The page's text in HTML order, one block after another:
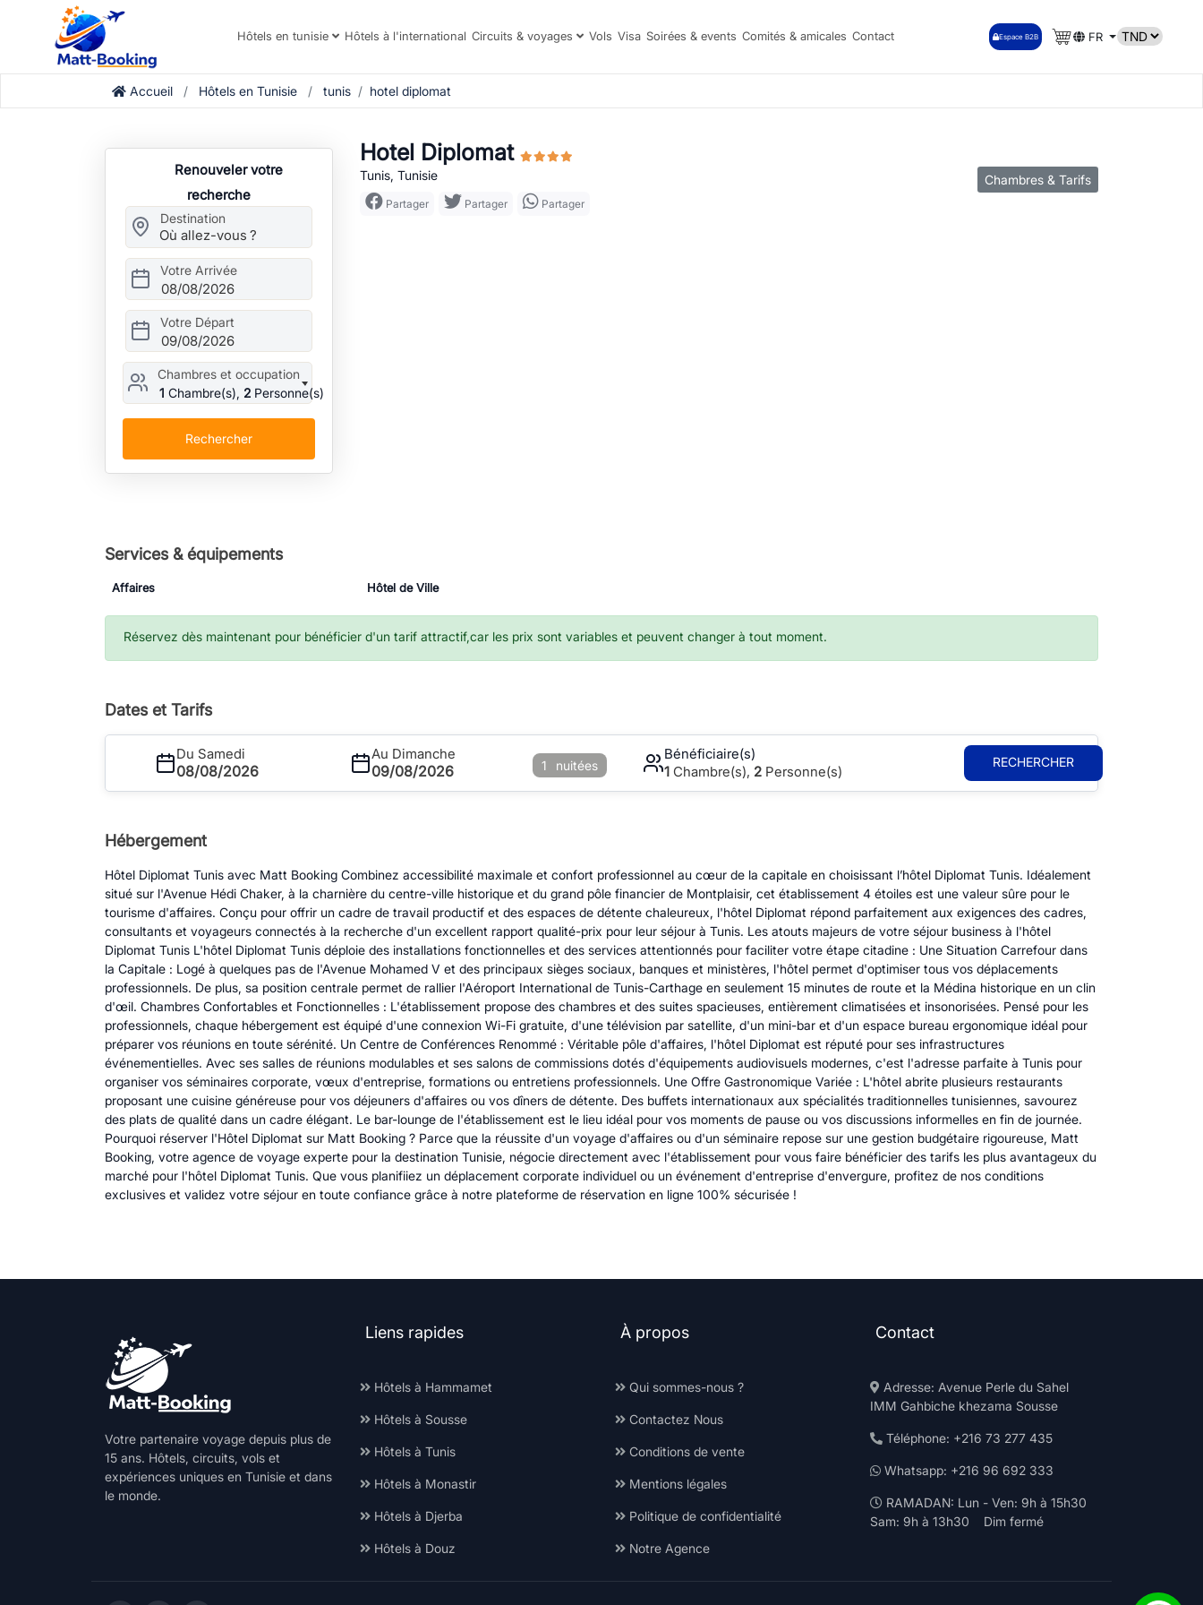
Hôtels en tunisie Hôtels à l'international Circuits & voyages Vols Visa Soirées & events Comités & amicales Contact Espace B2B FR
Accueil Hôtels en Tunisie tunis hotel diplomat
Renouveler votre
recherche
Destination
Votre Arrivée
08/08/2026
Votre Départ
09/08/2026
Chambres et occupation
1 Chambre(s), 2 Personne(s)
Rechercher
Hotel Diplomat
Tunis, Tunisie
Partager Partager Partager
Chambres & Tarifs
Services & équipements
Affaires Hôtel de Ville
Réservez dès maintenant pour bénéficier d'un tarif attractif,car les prix sont variables et peuvent changer à tout moment.
Dates et Tarifs
Du Samedi
08/08/2026
Au Dimanche
09/08/2026 1 nuitées
Bénéficiaire(s)
1Chambre(s), 2 Personne(s)
RECHERCHER
Hébergement
Hôtel Diplomat Tunis avec Matt Booking Combinez accessibilité maximale et confort professionnel au cœur de la capitale en choisissant l’hôtel Diplomat Tunis. Idéalement
situé sur l'Avenue Hédi Chaker, à la charnière du centre-ville historique et du grand pôle financier de Montplaisir, cet établissement 4 étoiles est une valeur sûre pour le
tourisme d'affaires. Conçu pour offrir un cadre de travail productif et des espaces de détente chaleureux, l'hôtel Diplomat répond parfaitement aux exigences des cadres,
consultants et voyageurs connectés à la recherche d'un excellent rapport qualité-prix pour leur séjour à Tunis. Les atouts majeurs de votre séjour business à l'hôtel
Diplomat Tunis L'hôtel Diplomat Tunis déploie des installations fonctionnelles et des services attentionnés pour faciliter votre étape citadine : Une Situation Carrefour dans
la Capitale : Logé à quelques pas de l'Avenue Mohamed V et des principaux sièges sociaux, banques et ministères, l'hôtel permet d'optimiser tous vos déplacements
professionnels. De plus, sa position centrale permet de rallier l'Aéroport International de Tunis-Carthage en seulement 15 minutes de route et la Médina historique en un clin
d'œil. Chambres Confortables et Fonctionnelles : L'établissement propose des chambres et des suites spacieuses, entièrement climatisées et insonorisées. Pensé pour les
professionnels, chaque hébergement est équipé d'une connexion Wi-Fi gratuite, d'une télévision par satellite, d'un mini-bar et d'un espace bureau ergonomique idéal pour
préparer vos réunions en toute sérénité. Un Centre de Conférences Renommé : Véritable pôle d'affaires, l'hôtel Diplomat est réputé pour ses infrastructures
événementielles. Avec ses salles de réunions modulables et ses salons de commissions dotés d'équipements audiovisuels modernes, c'est l'adresse parfaite à Tunis pour
organiser vos séminaires corporate, vœux d'entreprise, formations ou entretiens professionnels. Une Offre Gastronomique Variée : L'hôtel abrite plusieurs restaurants
proposant une cuisine généreuse pour vos déjeuners d'affaires ou vos dîners de détente. Des buffets internationaux aux spécialités traditionnelles tunisiennes, savourez
des plats de qualité dans un cadre élégant. Le bar-lounge de l'établissement est le lieu idéal pour vos moments de pause ou vos discussions informelles en fin de journée.
Pourquoi réserver l'Hôtel Diplomat sur Matt Booking ? Parce que la réussite d'un voyage d'affaires ou d'un séminaire repose sur une gestion budgétaire rigoureuse, Matt
Booking, votre agence de voyage experte pour la destination Tunisie, négocie directement avec l'établissement pour vous faire bénéficier des tarifs les plus avantageux du
marché pour l'hôtel Diplomat Tunis. Que vous planifiiez un déplacement corporate individuel ou un événement d'entreprise d'envergure, profitez de nos conditions
exclusives et validez votre séjour en toute confiance grâce à notre plateforme de réservation en ligne 100% sécurisée !
Votre partenaire voyage depuis plus de
15 ans. Hôtels, circuits, vols et
expériences uniques en Tunisie et dans
le monde.
Liens rapides
Hôtels à Hammamet
Hôtels à Sousse
Hôtels à Tunis
Hôtels à Monastir
Hôtels à Djerba
Hôtels à Douz
À propos
Qui sommes-nous ?
Contactez Nous
Conditions de vente
Mentions légales
Politique de confidentialité
Notre Agence
Contact
Adresse: Avenue Perle du Sahel
IMM Gahbiche khezama Sousse
Téléphone: +216 73 277 435
Whatsapp: +216 96 692 333
RAMADAN: Lun - Ven: 9h à 15h30
Sam: 9h à 13h30 Dim fermé